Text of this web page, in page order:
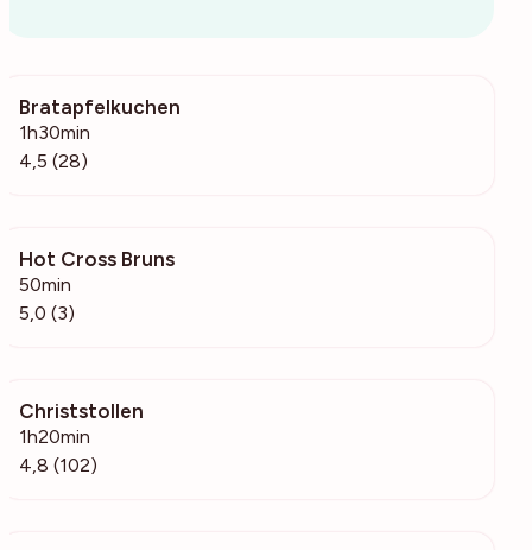
Bratapfelkuchen
1h30min
4,5 (28)
Hot Cross Bruns
50min
5,0 (3)
Christstollen
1h20min
4,8 (102)